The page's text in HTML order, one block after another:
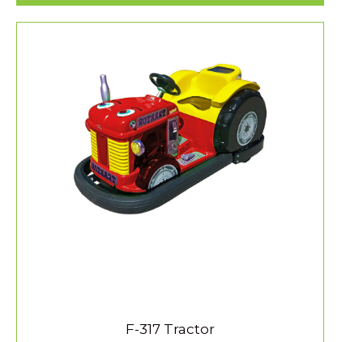
MEER INFORMATIE
F-317 Tractor